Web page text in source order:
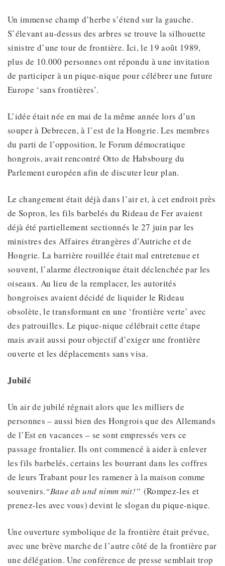
Un immense champ d’herbe s’étend sur la gauche.
S’élevant au-dessus des arbres se trouve la silhouette
sinistre d’une tour de frontière. Ici, le 19 août 1989,
plus de 10.000 personnes ont répondu à une invitation
de participer à un pique-nique pour célébrer une future
Europe ‘sans frontières’.
L’idée était née en mai de la même année lors d’un
souper à Debrecen, à l’est de la Hongrie. Les membres
du parti de l’opposition, le Forum démocratique
hongrois, avait rencontré Otto de Habsbourg du
Parlement européen afin de discuter leur plan.
Le changement était déjà dans l’air et, à cet endroit près
de Sopron, les fils barbelés du Rideau de Fer avaient
déjà été partiellement sectionnés le 27 juin par les
ministres des Affaires étrangères d’Autriche et de
Hongrie. La barrière rouillée était mal entretenue et
souvent, l’alarme électronique était déclenchée par les
oiseaux. Au lieu de la remplacer, les autorités
hongroises avaient décidé de liquider le Rideau
obsolète, le transformant en une ‘frontière verte’ avec
des patrouilles. Le pique-nique célébrait cette étape
mais avait aussi pour objectif d’exiger une frontière
ouverte et les déplacements sans visa.
Jubilé
Un air de jubilé régnait alors que les milliers de
personnes – aussi bien des Hongrois que des Allemands
de l’Est en vacances – se sont empressés vers ce
passage frontalier. Ils ont commencé à aider à enlever
les fils barbelés, certains les bourrant dans les coffres
de leurs Trabant pour les ramener à la maison comme
souvenirs.“Baue ab und nimm mit!” (Rompez-les et
prenez-les avec vous) devint le slogan du pique-nique.
Une ouverture symbolique de la frontière était prévue,
avec une brève marche de l’autre côté de la frontière par
une délégation. Une conférence de presse semblait trop